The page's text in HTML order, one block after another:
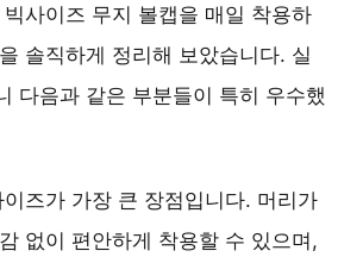
사이즈 무지 볼캡을 매일 착용하
솔직하게 정리해 보았습니다. 실
다음과 같은 부분들이 특히 우수했
이즈가 가장 큰 장점입니다. 머리가
없이 편안하게 착용할 수 있으며,